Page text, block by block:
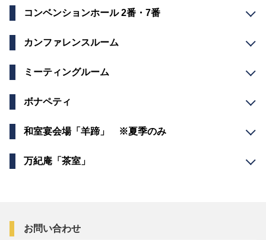
コンベンションホール 2番・7番
カンファレンスルーム
ミーティングルーム
ボナペティ
和室宴会場「羊蹄」 ※夏季のみ
万紀庵「茶室」
お問い合わせ